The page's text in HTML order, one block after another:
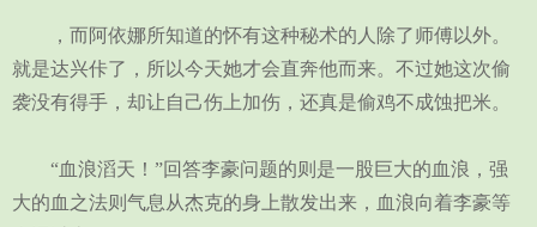
，而阿依娜所知道的怀有这种秘术的人除了师傅以外。
就是达兴佧了，所以今天她才会直奔他而来。不过她这次偷
袭没有得手，却让自己伤上加伤，还真是偷鸡不成蚀把米。
“血浪滔天！”回答李豪问题的则是一股巨大的血浪，强
大的血之法则气息从杰克的身上散发出来，血浪向着李豪等